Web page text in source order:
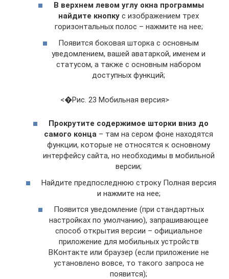
В верхнем левом углу окна программы
найдите кнопку с изображением трех
горизонтальных полос – нажмите на нее;
Появится боковая шторка с основным
уведомлением, вашей аватаркой, именем и
статусом, а также с основным набором
доступных функций;
<�Рис. 23 Мобильная версия>
Прокрутите содержимое шторки вниз до
самого конца – там на сером фоне находятся
функции, которые не относятся к основному
интерфейсу сайта, но необходимы в мобильной
версии;
Найдите предпоследнюю строку Полная версия
и нажмите на нее;
Появится уведомление (при стандартных
настройках по умолчанию), запрашивающее
способ открытия версии – официальное
приложение для мобильных устройств
ВКонтакте или браузер (если приложение не
установлено вовсе, то такого запроса не
появится);